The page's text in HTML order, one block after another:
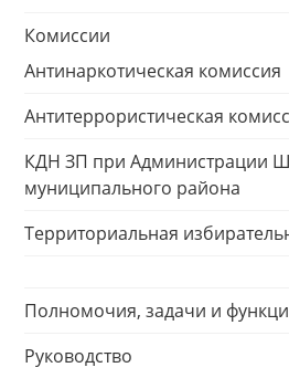
Комиссии
Антинаркотическая комиссия
Антитеррористическая
КДН ЗП при Администрации
муниципального района
Территориальная
Полномочия, задачи и
Руководство